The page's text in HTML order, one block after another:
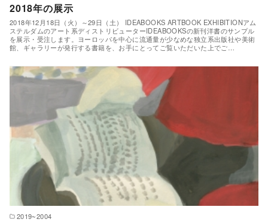
2018年の展示
2018年12月18日（火）～29日（土） IDEABOOKS ARTBOOK EXHIBITIONアム
ステルダムのアート系ディストリビューターIDEABOOKSの新刊洋書のサンプル
を展示・受注します。ヨーロッパを中心に流通量が少なめな独立系出版社や美術
館、ギャラリーが発行する書籍を、お手にとってご覧いただいた上でご…
2019~2004